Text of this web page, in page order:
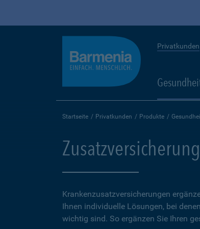
Privatkunden
Startseite Privatkunden Produkte
Zusatzversicherung
Krankenzusatzversicherungen
Ihnen individuelle Lösungen, bei
wichtig sind. So ergänzen Sie Ihren